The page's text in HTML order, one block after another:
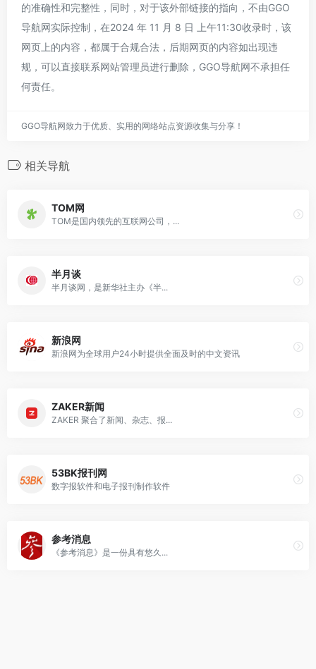
的准确性和完整性，同时，对于该外部链接的指向，不由GGO
导航网实际控制，在2024 年 11 月 8 日 上午11:30收录时，该
网页上的内容，都属于合规合法，后期网页的内容如出现违
规，可以直接联系网站管理员进行删除，GGO导航网不承担任
何责任。
GGO导航网致力于优质、实用的网络站点资源收集与分享！
相关导航
TOM网
TOM是国内领先的互联网公司，...
半月谈
半月谈网，是新华社主办《半...
新浪网
新浪网为全球用户24小时提供全面及时的中文资讯
ZAKER新闻
ZAKER 聚合了新闻、杂志、报...
53BK报刊网
数字报软件和电子报刊制作软件
参考消息
《参考消息》是一份具有悠久...